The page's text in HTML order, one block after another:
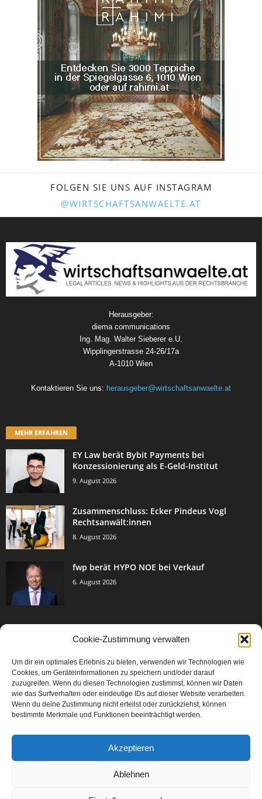
Cookie-Zustimmung verwalten
Um dir ein optimales Erlebnis zu bieten, verwenden wir Technologien wie
Cookies, um Geräteinformationen zu speichern und/oder darauf
zuzugreifen. Wenn du diesen Technologien zustimmst, können wir Daten
wie das Surfverhalten oder eindeutige IDs auf dieser Website verarbeiten.
Wenn du deine Zustimmung nicht erteilst oder zurückziehst, können
bestimmte Merkmale und Funktionen beeinträchtigt werden.
Akzeptieren
Ablehnen
FOLGEN SIE UNS AUF INSTAGRAM
@WIRTSCHAFTSANWAELTE.AT
Herausgeber:
diema communications
Ing. Mag. Walter Sieberer e.U.
Wipplingerstrasse 24-26/17a
A-1010 Wien
Kontaktieren Sie uns: herausgeber@wirtschaftsanwaelte.at
MEHR ERFAHREN
EY Law berät Bybit Payments bei
Konzessionierung als E-Geld-Institut
9. August 2026
Zusammenschluss: Ecker Pindeus Vogl
Rechtsanwält:innen
8. August 2026
fwp berät HYPO NOE bei Verkauf
6. August 2026
Events & Success 3005
Breaking News 2067
Aktuelles
Featured Article
Karriere 567